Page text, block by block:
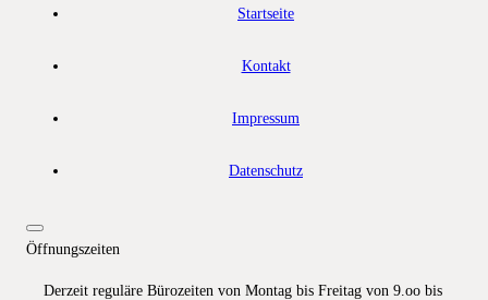
Startseite
Kontakt
Impressum
Datenschutz
Öffnungszeiten
Derzeit reguläre Bürozeiten von Montag bis Freitag von 9.oo bis